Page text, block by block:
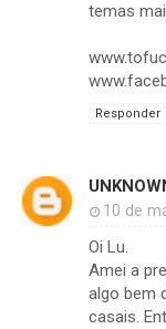
temas
Responder
10 de
Oi Lu.
Amei a
algo bem
casais.